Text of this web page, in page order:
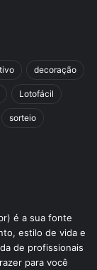
decoração
Lotofácil
sorteio
é a sua fonte
estilo de vida e
de profissionais
para você